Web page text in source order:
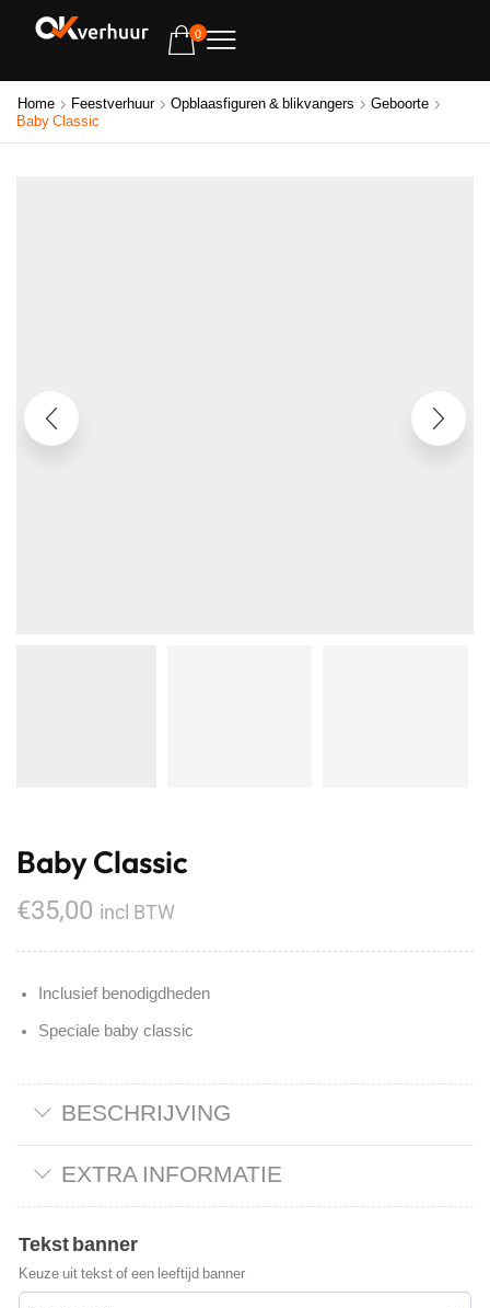
0
Home Feestverhuur Opblaasfiguren & blikvangers
Geboorte
Baby Classic
Baby Classic
€35,00 incl BTW
Inclusief benodigdheden
Speciale baby classic
BESCHRIJVING
EXTRA INFORMATIE
Tekst banner
Keuze uit tekst of een leeftijd banner